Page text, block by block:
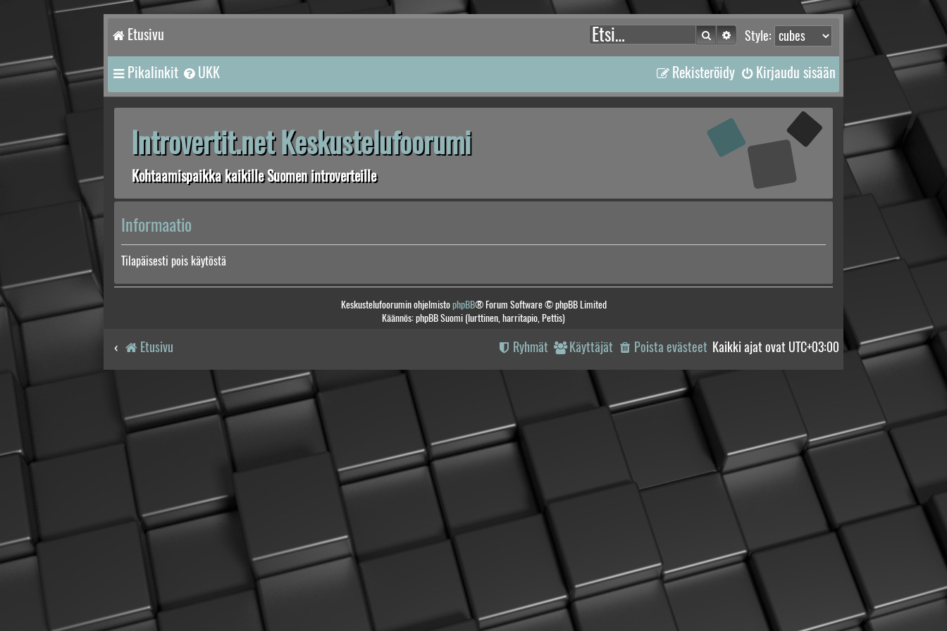
Etusivu Style:
Etsi Tarkennettu haku
Pikalinkit UKK Kirjaudu sisään
Rekisteröidy
Introvertit.net Keskustelufoorumi
Kohtaamispaikka kaikille Suomen introverteille
Informaatio
Tilapäisesti pois käytöstä
Keskustelufoorumin ohjelmistophpBB® Forum Software © phpBB Limited
Käännös: phpBB Suomi (lurttinen, harritapio, Pettis)
Etusivu Kaikki ajat ovat UTC+03:00
Poista evästeet
Käyttäjät
Ryhmät